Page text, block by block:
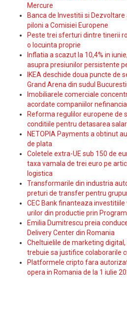
Mercure
Banca de Investitii si
piloni a Comisiei Europene
Peste trei sferturi dintre tinerii
o locuinta proprie
Inflatia a scazut la 10,4% in
asupra presiunilor persistente
IKEA deschide doua puncte de
Grand Arena din sudul
Imobiliarele comerciale
acordate companiilor
Reforma regulilor europene de
conditiile pentru detasarea
NETOPIA Payments a obtinut
de plata
Coletele extra-UE sub 150 de
taxa vamala de trei euro pe
logistica
Transformarile din industria
preturi de transfer pentru
CEC Bank finanteaza
urilor din productie prin
Emilia Dumitrescu preia
Delivery Center din Romania
Cheltuielile de marketing
trebuie sa justifice colaborarile
Platformele cripto fara
opera in Romania de la 1 iulie